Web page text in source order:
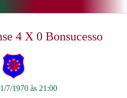
4 X 0 Bonsucesso
7/1970 às 21:00